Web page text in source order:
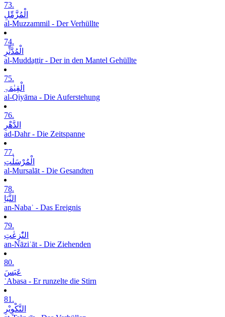
73.
الْمُزَّمِّلِ
al-Muzzammil - Der Verhüllte
74.
الْمُدَّثِّرِ
al-Muddaṯṯir - Der in den Mantel Gehüllte
75.
الْقِیٰمَۃِ
al-Qiyāma - Die Auferstehung
76.
الدَّھْرِ
ad-Dahr - Die Zeitspanne
77.
الْمُرْسَلٰتِ
al-Mursalāt - Die Gesandten
78.
النَّبَاِ
an-Nabaʾ - Das Ereignis
79.
النّٰزِعٰتِ
an-Nāziʿāt - Die Ziehenden
80.
عَبَسَ
ʿAbasa - Er runzelte die Stirn
81.
التَّکْوِیْرِ